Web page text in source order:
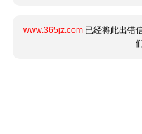
www.365jz.com 已经将此出错